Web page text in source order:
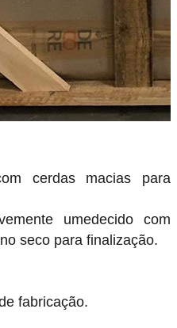
cerdas macias para
umedecido com
seco para finalização.
fabricação.